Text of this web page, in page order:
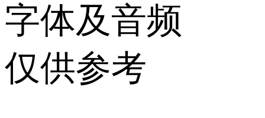
字体及音频
仅供参考